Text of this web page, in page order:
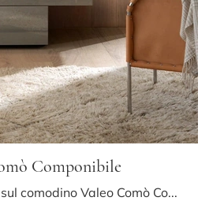
Componibile
Clicca e scopri di più sul comodino Valeo Comò Componibile: Comodini e cassettiere di Sangiacomo sono ideali per spazi moderni.